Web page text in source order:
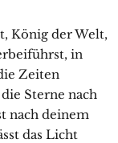
in
Zeiten
Sterne nach
nach deinem
das Licht